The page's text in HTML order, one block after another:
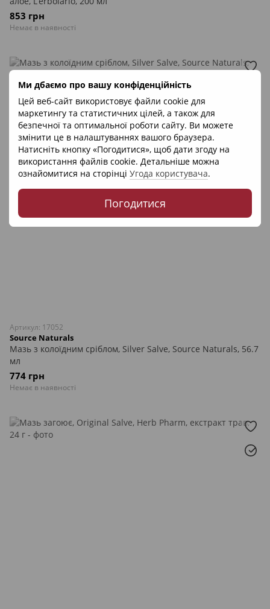
Ми дбаємо про вашу конфіденційність
Цей веб-сайт використовує файли cookie для
маркетингу та статистичних цілей, а також для
безпечної та оптимальної роботи сайту. Ви можете
змінити це в налаштуваннях вашого браузера.
Натисніть кнопку «Погодитися», щоб дати згоду на
використання файлів cookie. Детальніше можна
ознайомитися на сторінці Угода користувача.
Погодитися
853 грн
Немає в наявності
Артикул: 17052
Source Naturals
Мазь з колоїдним сріблом, Silver Salve, Source Naturals, 56.7
мл
774 грн
Немає в наявності